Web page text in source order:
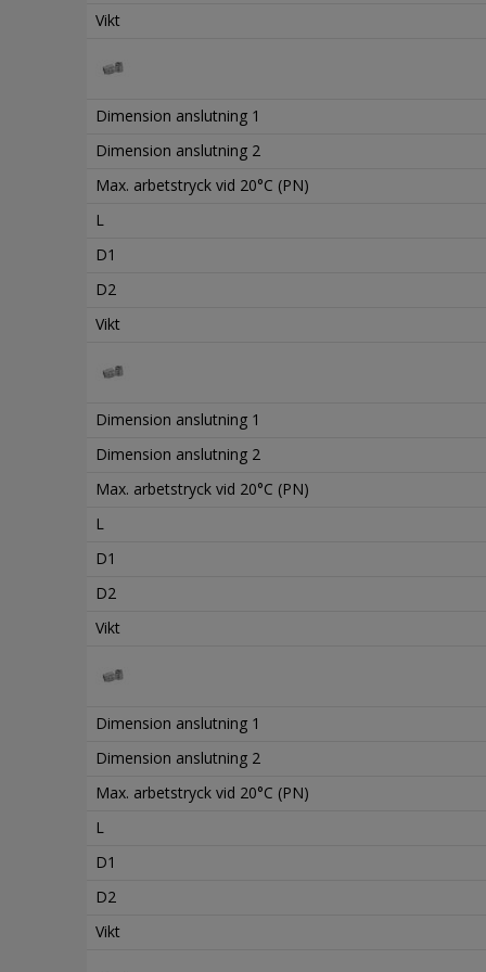
Vikt
Dimension anslutning 1
Dimension anslutning 2
Max. arbetstryck vid 20°C (PN)
L
D1
D2
Vikt
Dimension anslutning 1
Dimension anslutning 2
Max. arbetstryck vid 20°C (PN)
L
D1
D2
Vikt
Dimension anslutning 1
Dimension anslutning 2
Max. arbetstryck vid 20°C (PN)
L
D1
D2
Vikt